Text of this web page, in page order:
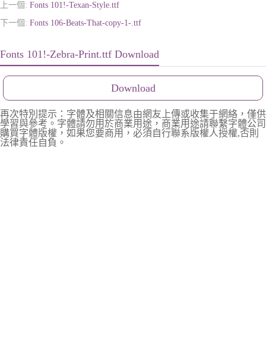
上一個: Fonts 101!-Texan-Style.ttf
下一個: Fonts 106-Beats-That-copy-1-.ttf
Fonts 101!-Zebra-Print.ttf Download
Download
再次特別提示：字體及相關信息由網友上傳或收集于網絡，僅供
學習與參考。字體請勿用於商業用途，商業用途請聯繫字體公司
購買字體版權，如果您要商用，必須自行聯系版權人授權,否則
法律責任自負。